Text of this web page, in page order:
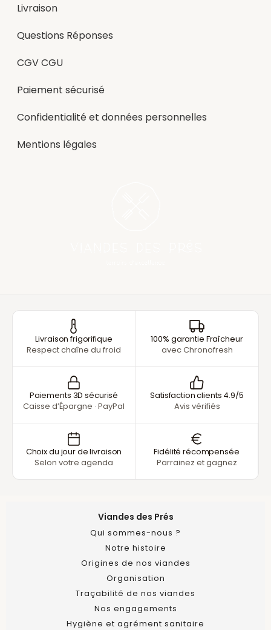
Livraison
Questions Réponses
CGV CGU
Paiement sécurisé
Confidentialité et données personnelles
Mentions légales
Livraison frigorifique
Respect chaîne du froid
100% garantie Fraîcheur
avec Chronofresh
Paiements 3D sécurisé
Caisse d’Épargne · PayPal
Satisfaction clients 4.9/5
Avis vérifiés
Choix du jour de livraison
Selon votre agenda
Fidélité récompensée
Parrainez et gagnez
Viandes des Prés
Qui sommes-nous ?
Notre histoire
Origines de nos viandes
Organisation
Traçabilité de nos viandes
Nos engagements
Hygiène et agrément sanitaire